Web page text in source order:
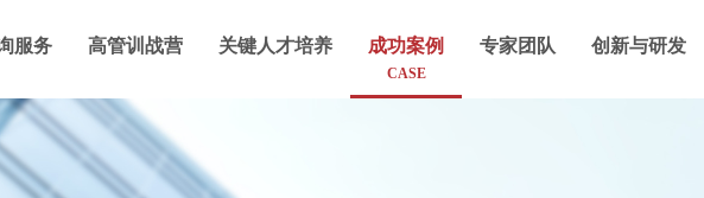
服务 高管训战营 关键人才培养 成功案例
CASE
专家团队 创新与研发